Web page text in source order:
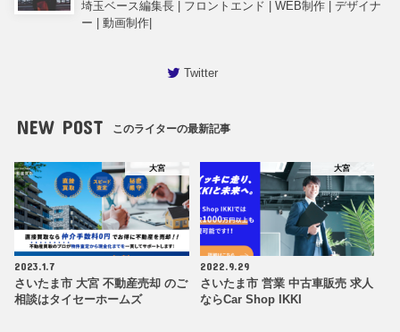
埼玉ベース編集長 | フロントエンド | WEB制作 | デザイナ
ー | 動画制作|
Twitter
NEW POST このライターの最新記事
大宮
2023.1.7
さいたま市 大宮 不動産売却 のご
相談はタイセーホームズ
大宮
2022.9.29
さいたま市 営業 中古車販売 求人
ならCar Shop IKKI